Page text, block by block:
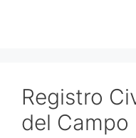
Registro
del Campo